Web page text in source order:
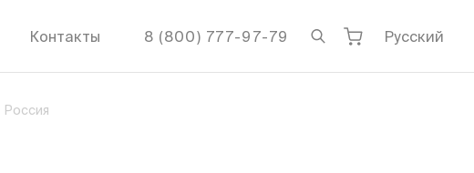
Контакты 8 (800) 777-97-79 Русский
Россия